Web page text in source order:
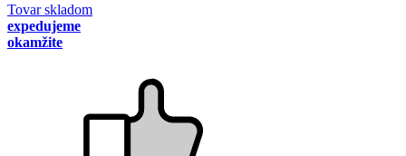
Tovar skladom
expedujeme
okamžite